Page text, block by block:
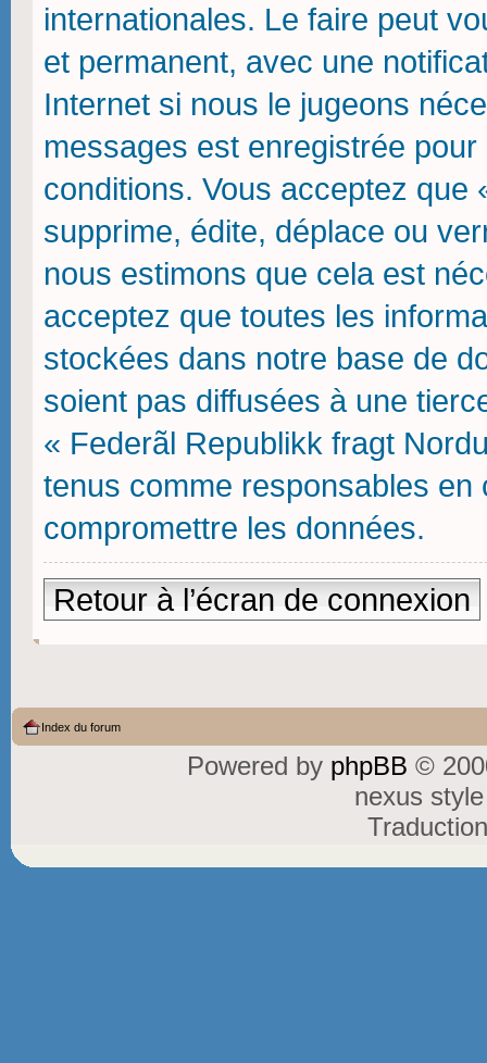
internationales. Le faire peut
et permanent, avec une
Internet si nous le jugeons
messages est enregistrée
conditions. Vous acceptez
supprime, édite, déplace ou
nous estimons que cela est
acceptez que toutes les
stockées dans notre base de
soient pas diffusées à une
« Federãl Republikk fragt
tenus comme responsables
compromettre les données.
Retour à l’écran de connexion
Index du forum
Powered by phpBB ©
nexus